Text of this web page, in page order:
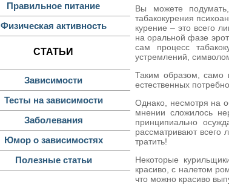
Правильное питание
Физическая активность
СТАТЬИ
Зависимости
Тесты на зависимости
Заболевания
Юмор о зависимостях
Полезные статьи
Вы можете
табакокурения
курение – это всего
на оральной фазе
сам процесс
устремлений,
Таким образом, само
естественных
Однако, несмотря на
мнении сложилось
принципиально
рассматривают всего
тратить!
Некоторые
красиво, с налетом
что можно красиво